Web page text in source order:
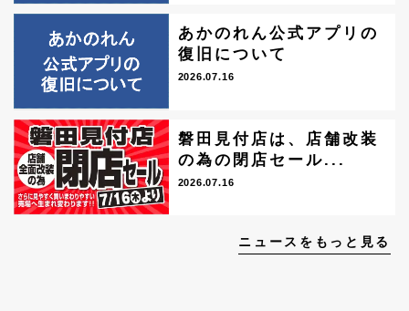
あかのれん公式アプリの
復旧について
2026.07.16
磐田見付店は、店舗改装
の為の閉店セール...
2026.07.16
ニュースをもっと見る